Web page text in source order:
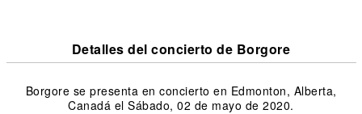
Detalles del concierto de Borgore
Borgore se presenta en concierto en Edmonton, Alberta,
Canadá el Sábado, 02 de mayo de 2020.